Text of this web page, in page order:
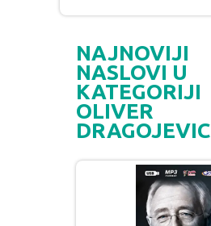
NAJNOVIJI
NASLOVI U
KATEGORIJI
OLIVER
DRAGOJEVIC